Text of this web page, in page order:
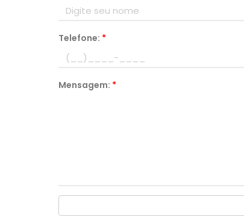
Telefone: *
Mensagem: *